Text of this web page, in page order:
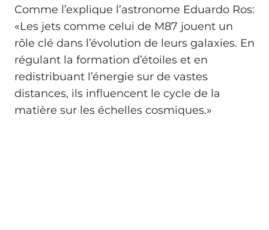
Comme l’explique l’astronome Eduardo Ros:
«Les jets comme celui de M87 jouent un
rôle clé dans l’évolution de leurs galaxies. En
régulant la formation d’étoiles et en
redistribuant l’énergie sur de vastes
distances, ils influencent le cycle de la
matière sur les échelles cosmiques.»